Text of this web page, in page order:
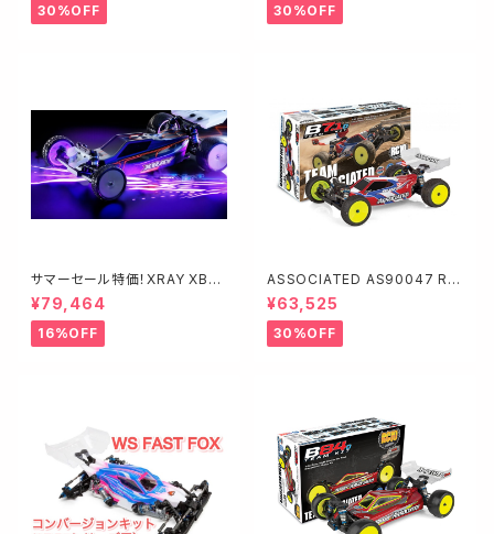
30%OFF 30%OFF
サマーセール特価！XRAY XB2
2026 カーペット仕様 品番320
020#3 キット
¥79,464
16%OFF
ASSOCIATED AS90047 RC
10B7.1D Team Kit（ダート路
面向）
¥63,525
30%OFF